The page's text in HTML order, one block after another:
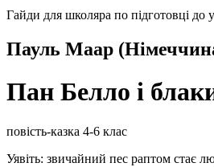
Гайди для школяра по підготовці
Пауль Маар
Пан Белло і
повість-казка 4-6 клас
Уявіть: звичайний пес раптом стає